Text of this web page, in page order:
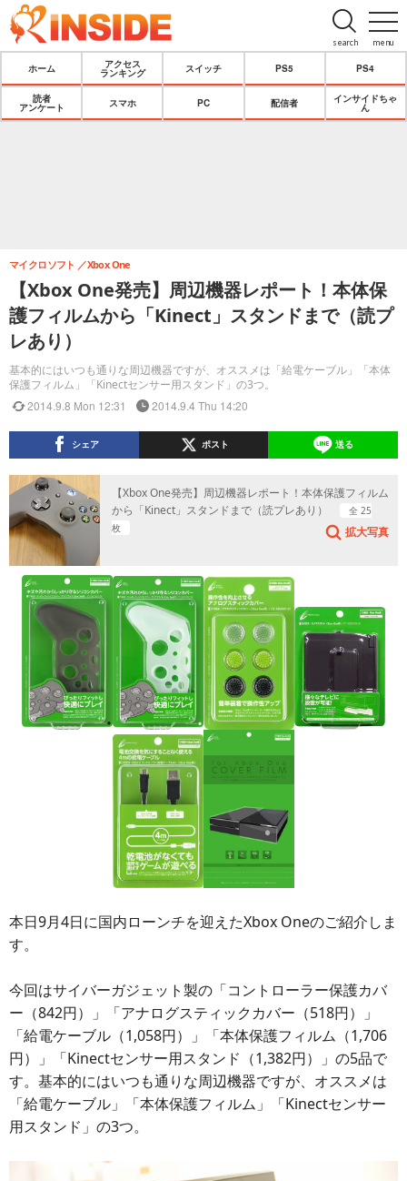
menu
search
ホーム
アクセス
ランキング
スイッチ PS5 PS4
読者
アンケート
スマホ PC 配信者
インサイドちゃ
ん
【Xbox One発売】周辺機器レポート！本体保
護フィルムから「Kinect」スタンドまで（読プ
レあり）
基本的にはいつも通りな周辺機器ですが、オススメは「給電ケーブル」「本体
保護フィルム」「Kinectセンサー用スタンド」の3つ。
マイクロソフト Xbox One
2014.9.8 Mon 12:31 2014.9.4 Thu 14:20
シェア ポスト 送る
【Xbox One発売】周辺機器レポート！本体保護フィルム
から「Kinect」スタンドまで（読プレあり）
全 25
枚
拡大写真
本日9月4日に国内ローンチを迎えたXbox Oneのご紹介しま
す。
今回はサイバーガジェット製の「コントローラー保護カバ
ー（842円）」「アナログスティックカバー（518円）」
「給電ケーブル（1,058円）」「本体保護フィルム（1,706
円）」「Kinectセンサー用スタンド（1,382円）」の5品で
す。基本的にはいつも通りな周辺機器ですが、オススメは
「給電ケーブル」「本体保護フィルム」「Kinectセンサー
用スタンド」の3つ。